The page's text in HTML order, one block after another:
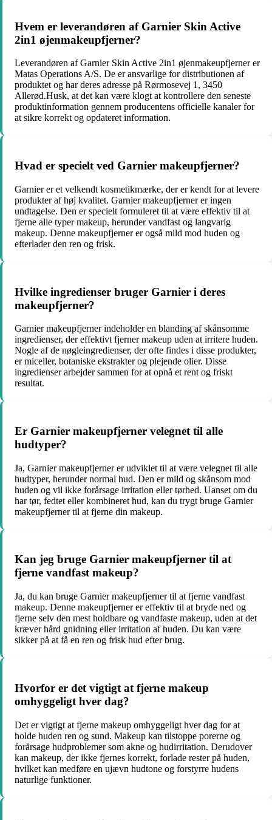
Hvem er leverandøren af Garnier Skin Active
2in1 øjenmakeupfjerner?
Leverandøren af Garnier Skin Active 2in1 øjenmakeupfjerner er
Matas Operations A/S. De er ansvarlige for distributionen af
produktet og har deres adresse på Rørmosevej 1, 3450
Allerød.Husk, at det kan være klogt at kontrollere den seneste
produktinformation gennem producentens officielle kanaler for
at sikre korrekt og opdateret information.
Hvad er specielt ved Garnier makeupfjerner?
Garnier er et velkendt kosmetikmærke, der er kendt for at levere
produkter af høj kvalitet. Garnier makeupfjerner er ingen
undtagelse. Den er specielt formuleret til at være effektiv til at
fjerne alle typer makeup, herunder vandfast og langvarig
makeup. Denne makeupfjerner er også mild mod huden og
efterlader den ren og frisk.
Hvilke ingredienser bruger Garnier i deres
makeupfjerner?
Garnier makeupfjerner indeholder en blanding af skånsomme
ingredienser, der effektivt fjerner makeup uden at irritere huden.
Nogle af de nøgleingredienser, der ofte findes i disse produkter,
er miceller, botaniske ekstrakter og plejende olier. Disse
ingredienser arbejder sammen for at opnå et rent og friskt
resultat.
Er Garnier makeupfjerner velegnet til alle
hudtyper?
Ja, Garnier makeupfjerner er udviklet til at være velegnet til alle
hudtyper, herunder normal hud. Den er mild og skånsom mod
huden og vil ikke forårsage irritation eller tørhed. Uanset om du
har tør, fedtet eller kombineret hud, kan du trygt bruge Garnier
makeupfjerner til at fjerne din makeup.
Kan jeg bruge Garnier makeupfjerner til at
fjerne vandfast makeup?
Ja, du kan bruge Garnier makeupfjerner til at fjerne vandfast
makeup. Denne makeupfjerner er effektiv til at bryde ned og
fjerne selv den mest holdbare og vandfaste makeup, uden at det
kræver hård gnidning eller irritation af huden. Du kan være
sikker på at få en ren og frisk hud efter brug.
Hvorfor er det vigtigt at fjerne makeup
omhyggeligt hver dag?
Det er vigtigt at fjerne makeup omhyggeligt hver dag for at
holde huden ren og sund. Makeup kan tilstoppe porerne og
forårsage hudproblemer som akne og hudirritation. Derudover
kan makeup, der ikke fjernes korrekt, forlade rester på huden,
hvilket kan medføre en ujævn hudtone og forstyrre hudens
naturlige funktioner.